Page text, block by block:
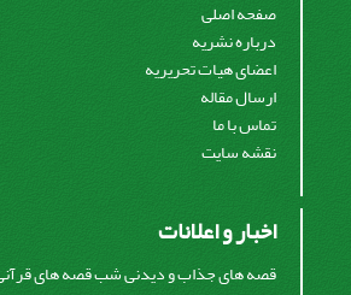
صفحه اصلی
درباره نشریه
اعضای هیات تحریریه
ارسال مقاله
تماس با ما
نقشه سایت
اخبار و اعلانات
قصه های جذاب و دیدنی شب قصه های